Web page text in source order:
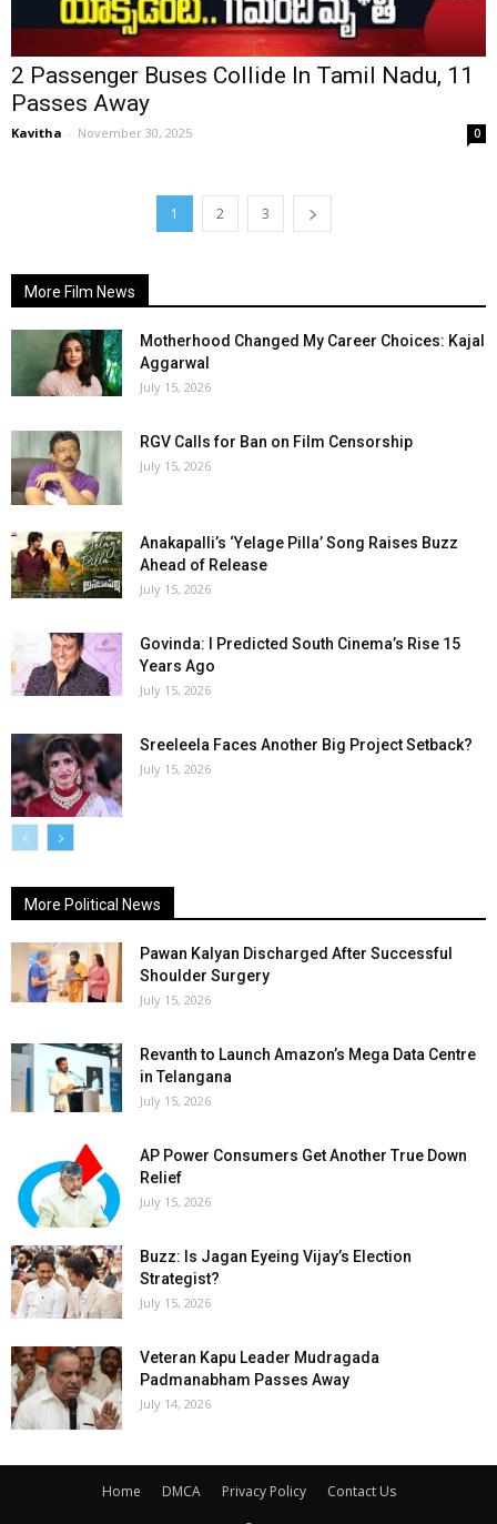
2 Passenger Buses Collide In Tamil Nadu, 11
Passes Away
Kavitha - November 30, 2025 0
1 2 3
More Film News
Motherhood Changed My Career Choices: Kajal
Aggarwal
July 15, 2026
RGV Calls for Ban on Film Censorship
July 15, 2026
Anakapalli’s ‘Yelage Pilla’ Song Raises Buzz
Ahead of Release
July 15, 2026
Govinda: I Predicted South Cinema’s Rise 15
Years Ago
July 15, 2026
Sreeleela Faces Another Big Project Setback?
July 15, 2026
More Political News
Pawan Kalyan Discharged After Successful
Shoulder Surgery
July 15, 2026
Revanth to Launch Amazon’s Mega Data Centre
in Telangana
July 15, 2026
AP Power Consumers Get Another True Down
Relief
July 15, 2026
Buzz: Is Jagan Eyeing Vijay’s Election
Strategist?
July 15, 2026
Veteran Kapu Leader Mudragada
Padmanabham Passes Away
July 14, 2026
Home DMCA Privacy Policy
Contact Us